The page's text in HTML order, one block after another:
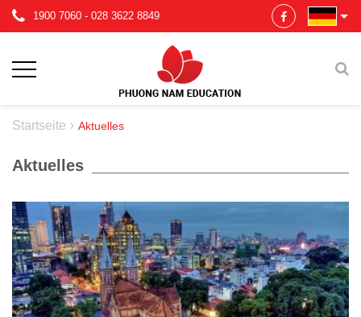
1900 7060 - 028 3622 8849
Startseite Aktuelles
Aktuelles